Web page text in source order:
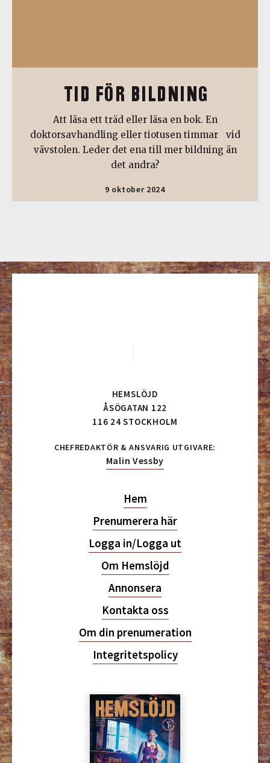
TID FÖR BILDNING
Att läsa ett träd eller läsa en bok. En
doktorsavhandling eller tiotusen timmar vid
vävstolen. Leder det ena till mer bildning än
det andra?
9 oktober 2024
HEMSLÖJD
ÅSÖGATAN 122
116 24 STOCKHOLM
CHEFREDAKTÖR & ANSVARIG UTGIVARE:
Malin Vessby
Hem
Prenumerera här
Logga in/Logga ut
Om Hemslöjd
Annonsera
Kontakta oss
Om din prenumeration
Integritetspolicy